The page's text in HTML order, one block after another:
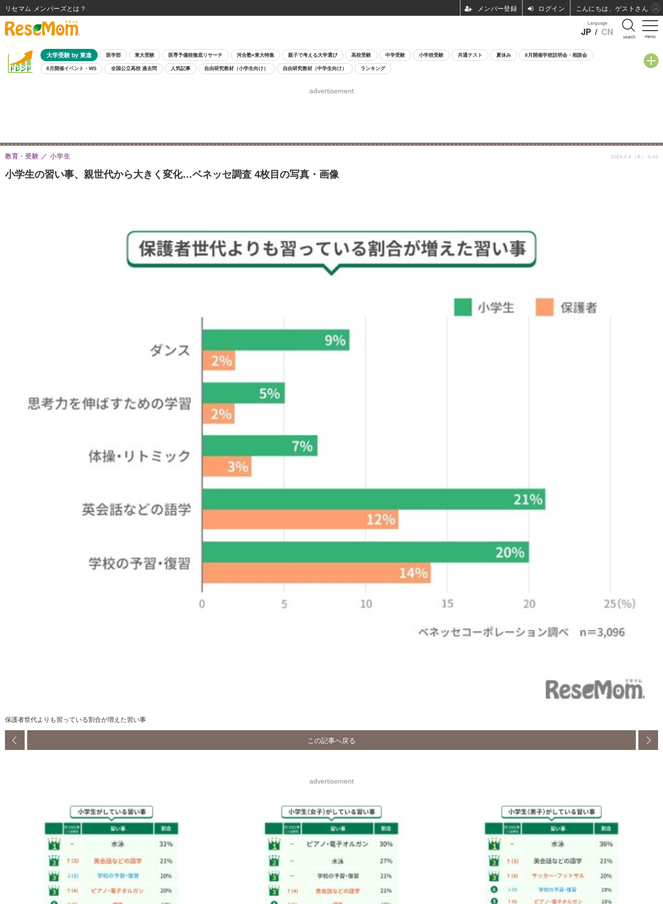
menu
Language
JP / CN search
大学受験 by 東進 医学部 東大受験 医専予備校徹底リサーチ 河合塾×東大特集 親子で考える大学選び 高校受験 中学受験 小学校受験 共通テスト 夏休み 8月開催学校説明会・相談会
8月開催イベント・WS 全国公立高校 過去問 人気記事 自由研究教材（小学生向け） 自由研究教材（中学生向け） ランキング
advertisement
小学生の習い事、親世代から大きく変化…ベネッセ調査 4枚目の写真・画像
教育・受験 小学生 2024.4.4（木） 9:45
保護者世代よりも習っている割合が増えた習い事
この記事へ戻る
advertisement
リセマム メンバーズ ログイン こんにちは、ゲストさん